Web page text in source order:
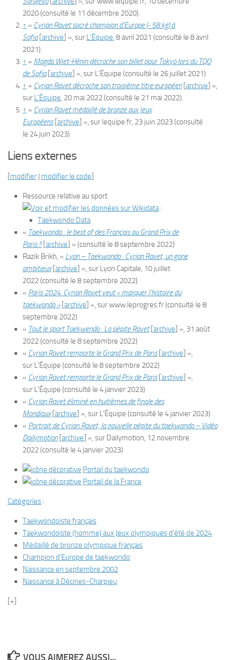
2020(consulté le 11 décembre 2020).
↑ « Cyrian Ravet sacré champion d’Europe (- 58 kg) à
Sofia[archive] », sur L’Équipe, 8 avril 2021 (consulté le 8 avril
2021).
↑ « Magda Wiet-Hénin décroche son billet pour Tokyo lors du TQO
de Sofia[archive] », sur L’Équipe (consulté le 26 juillet 2021)
↑ « Cyrian Ravet décroche son troisième titre européen[archive] »,
sur L’Équipe, 20 mai 2022(consulté le 21 mai 2022).
↑ « Cyrian Ravet médaillé de bronze aux Jeux
Européens[archive] », sur lequipe.fr, 23 juin 2023(consulté
le 24 juin 2023)
Liens externes
[modifier | modifier le code]
Ressource relative au sport
:
Taekwondo Data
« Taekwondo : le best of des Français au Grand Prix de
Paris !![archive] » (consulté le 8 septembre 2022)
Razik Brikh, « Lyon – Taekwondo : Cyrian Ravet, un gone
ambitieux[archive] », sur Lyon Capitale, 10 juillet
2022(consulté le 8 septembre 2022)
« Paris 2024. Cyrian Ravet veut « marquer l’histoire du
taekwondo »[archive] », surwww.leprogres.fr(consulté le 8
septembre 2022)
« Tout le sport Taekwendo : La pépite Ravet[archive] », 31 août
2022(consulté le 8 septembre 2022)
« Cyrian Ravet remporte le Grand Prix de Paris[archive] »,
sur L’Équipe (consulté le 8 septembre 2022)
« Cyrian Ravet remporte le Grand Prix de Paris[archive] »,
sur L’Équipe (consulté le 4 janvier 2023)
« Cyrian Ravet éliminé en huitièmes de finale des
Mondiaux[archive] », sur L’Équipe (consulté le 4 janvier 2023)
« Portrait de Cyrian Ravet, la nouvelle pépite du taekwondo – Vidéo
Dailymotion[archive] », sur Dailymotion, 12 novembre
2022(consulté le 4 janvier 2023)
Portail du taekwondo
Portail de la France
Catégories :
Taekwondoïste français
Taekwondoïste (homme) aux Jeux olympiques d’été de 2024
Médaillé de bronze olympique français
Champion d’Europe de taekwondo
Naissance en septembre 2002
Naissance à Décines-Charpieu
[+]
VOUS AIMEREZ AUSSI...